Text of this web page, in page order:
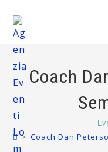
Coach
> Coach Dan